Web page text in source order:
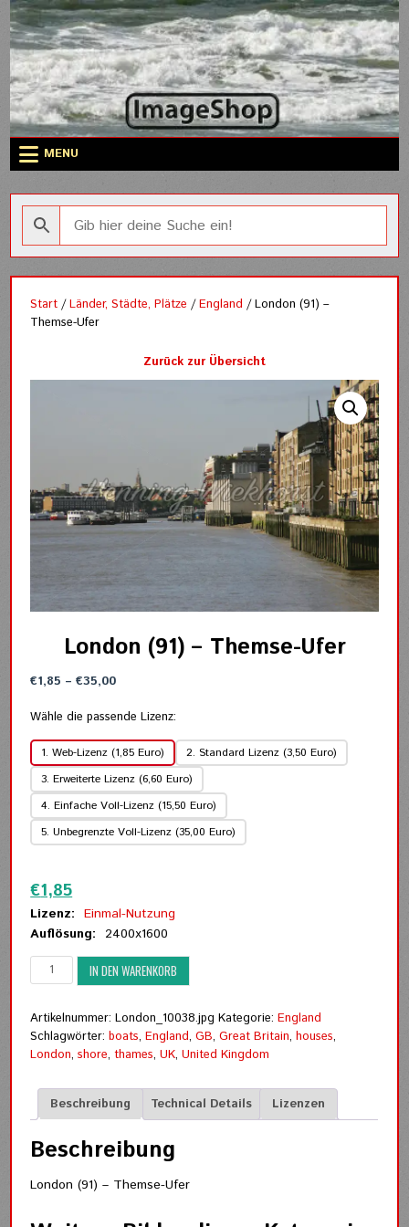
Skip
to
content
MENU
Start /Länder, Städte, Plätze /England / London (91) –
Themse-Ufer
Zurück zur Übersicht
London (91) – Themse-Ufer
€1,85 –€35,00Preisspanne:
bis
€35,00
Wähle die passende Lizenz:
1. Web-Lizenz (1,85 Euro)
2. Standard Lizenz (3,50 Euro)
3. Erweiterte Lizenz (6,60 Euro)
4. Einfache Voll-Lizenz (15,50 Euro)
5. Unbegrenzte Voll-Lizenz (35,00 Euro)
€1,85
Lizenz: Einmal-Nutzung
Auflösung: 2400x1600
London
(91)
Themse-
Ufer
Menge
IN DEN WARENKORB
Artikelnummer:London_10038.jpg Kategorie:England
Schlagwörter:boats,England,GB,Great Britain,houses,
London,shore,thames,UK,United Kingdom
Beschreibung Technical Details Lizenzen
Beschreibung
London (91) – Themse-Ufer